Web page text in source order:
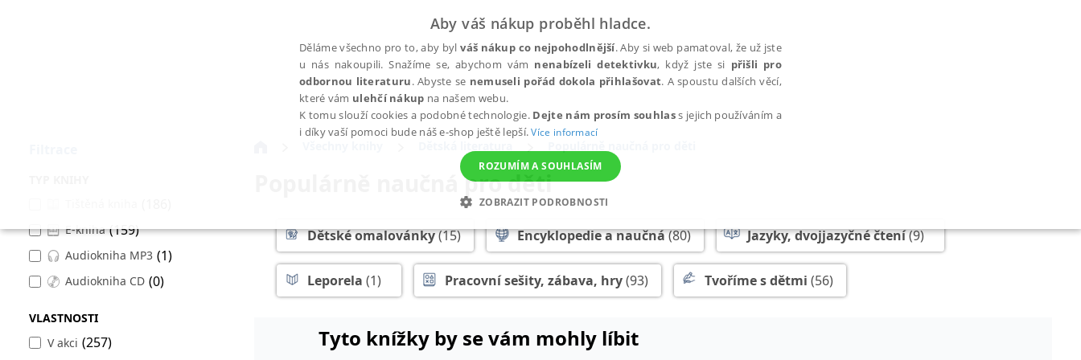
E-kniha (159)
Audiokniha MP3 (1)
Audiokniha CD (0)
VLASTNOSTI
V akci (257)
Populárně naučná pro děti
Dětské omalovánky(15) Encyklopedie a naučná(80) Jazyky, dvojjazyčné čtení(9)
Leporela (1) Pracovní sešity, zábava, hry(93) Tvoříme s dětmi (56)
Tyto knížky by se vám mohly líbit
Aby váš nákup proběhl hladce.
Děláme všechno pro to, aby bylváš nákup co nejpohodlnější. Aby si web pamatoval, že už jste
u nás nakoupili. Snažíme se, abychom vám nenabízeli detektivku, když jste si přišli pro
odbornou literaturu. Abyste se nemuseli pořád dokola přihlašovat. A spoustu dalších věcí,
které vám ulehčí nákup na našem webu.
K tomu slouží cookies a podobné technologie. Dejte nám prosím souhlass jejich používáním a
i díky vaší pomoci bude náš e-shop ještě lepší.Více informací
ROZUMÍM A SOUHLASÍM
ZOBRAZIT PODROBNOSTI
NEZBYTNÉ ANALYTICKÉ MARKETINGOVÉ FUNKČNÍ NEZAŘAZENÉ SOUBORY
Nezbytné Analytické Marketingové Funkční Nezařazené soubory
Nezbytně nutné soubory cookie umožňují základní funkce webových stránek, jako je přihlášení uživatele a správa účtu. Webové stránky nelze bez nezbytně nutných souborů cookie správně používat.